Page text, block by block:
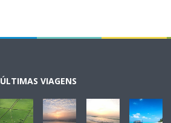
ÚLTIMAS VIAGENS